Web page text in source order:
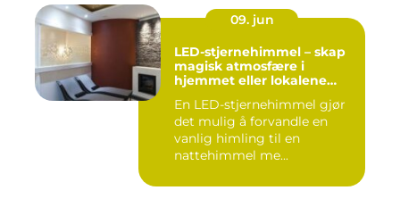
09. jun
LED-stjernehimmel – skap
magisk atmosfære i
hjemmet eller lokalene
En LED-stjernehimmel gjør
det mulig å forvandle en
vanlig himling til en
nattehimmel me...